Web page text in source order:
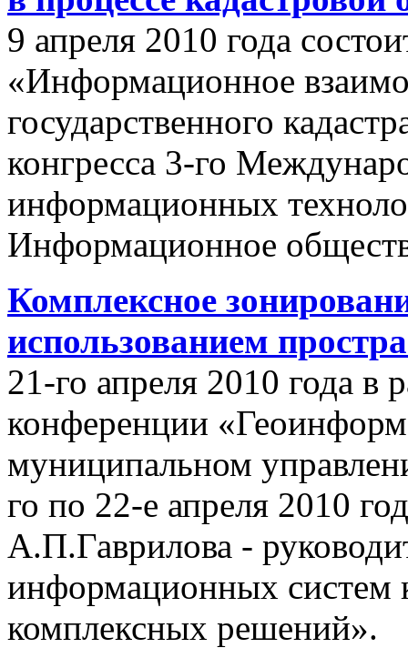
9 апреля 2010 года
«Информационное
государственного
конгресса 3-го
информационных
Информационное
Комплексное
использованием
21-го апреля 2010 года в
конференции
муниципальном
го по 22-е апреля 2010
А.П.Гаврилова -
информационных систем
комплексных решений».